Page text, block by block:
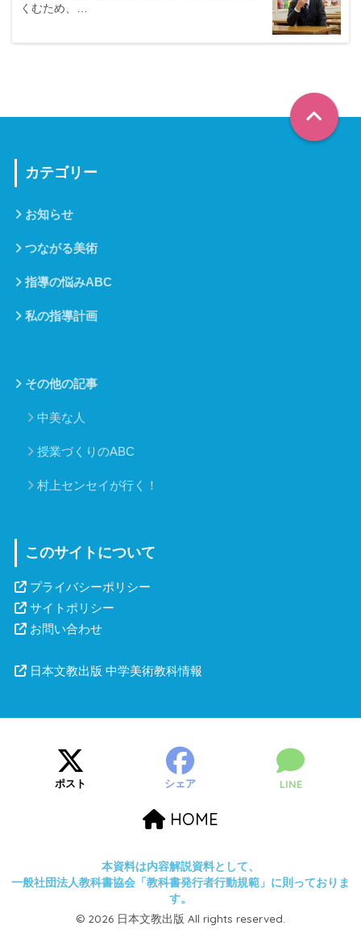
くむため、…
カテゴリー
お知らせ
つながる美術
指導の悩みABC
私の指導計画
その他の記事
中美な人
授業づくりのABC
村上センセイが行く！
このサイトについて
プライバシーポリシー
サイトポリシー
お問い合わせ
日本文教出版 中学美術教科情報
ポスト シェア LINE
HOME
本資料は内容解説資料として、
一般社団法人教科書協会「教科書発行者行動規範」に則っておりま
す。
© 2026 日本文教出版 All rights reserved.